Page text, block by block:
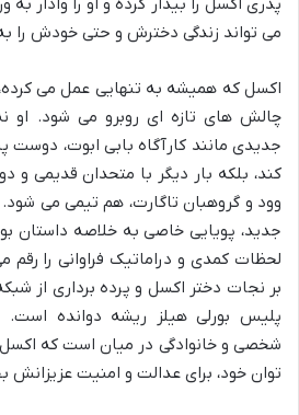
پدری اکسل را بیدار کرده و او را وادار
می تواند زندگی دخترش و حتی خودش را
اکسل که همیشه به تنهایی عمل می
چالش های تازه ای روبرو می شود. او
جدیدی مانند کارآگاه بابی ابوت،
کند، بلکه بار دیگر با متحدان قدیمی و
وود و گروهبان تاگارت، هم تیمی می
جدید، پویایی خاصی به خلاصه داستان
لحظات کمدی و دراماتیک فراوانی را
بر نجات دختر اکسل و پرده برداری از
پلیس بورلی هیلز ریشه دوانده است.
شخصی و خانوادگی در میان است که اکسل
توان خود، برای عدالت و امنیت عزیزانش